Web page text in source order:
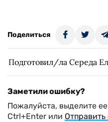
Поделиться
Подготовил/ла Середа
Заметили ошибку?
Пожалуйста, выделите
Ctrl+Enter или